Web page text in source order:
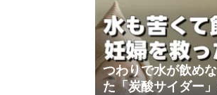
つわりで水が飲め
た「炭酸サイダー